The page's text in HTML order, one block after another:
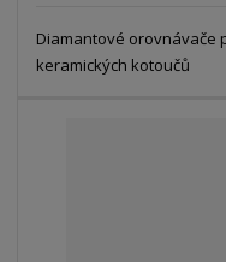
Diamantové orovnávače
keramických kotoučů